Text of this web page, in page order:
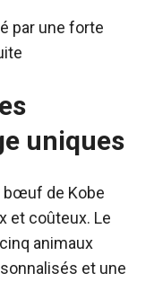
par une forte
uniques
bœuf de Kobe
et coûteux. Le
animaux
et une